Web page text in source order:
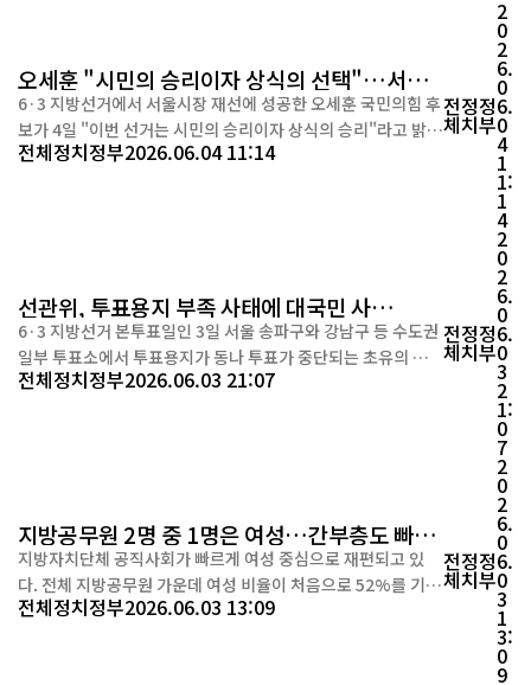
오세훈 "시민의 승리이자 상식의 선택"…서울
시장 복귀
6·3 지방선거에서 서울시장 재선에 성공한 오세훈 국민의힘 후
보가 4일 "이번 선거는 시민의 승리이자 상식의 승리"라고 밝혔
다. 오 후보는 선거 과정에서 불거진 일부 투표소 투표용지 부족
전체정치정부2026.06.04 11:14
전
체
정
치
정
부
2
0
2
6.
0
6.
0
4
1
1:
1
4
선관위, 투표용지 부족 사태에 대국민 사
과…“엄중히 인식, 원인 조사”
6·3 지방선거 본투표일인 3일 서울 송파구와 강남구 등 수도권
일부 투표소에서 투표용지가 동나 투표가 중단되는 초유의 사태
가 발생하자 중앙선거관리위원회가 이날 오후 9시 대국민 사과
전체정치정부2026.06.03 21:07
전
체
정
치
정
부
2
0
2
6.
0
6.
0
3
2
1:
0
7
지방공무원 2명 중 1명은 여성…간부층도 빠르
게 증가
지방자치단체 공직사회가 빠르게 여성 중심으로 재편되고 있
다. 전체 지방공무원 가운데 여성 비율이 처음으로 52%를 기록
한 데 이어, 5급 이상 간부급 여성 공무원도 사상 처음 1만명을
전체정치정부2026.06.03 13:09
전
체
정
치
정
부
2
0
2
6.
0
6.
0
3
1
3:
0
9